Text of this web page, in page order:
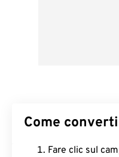
Come
Fare clic sul